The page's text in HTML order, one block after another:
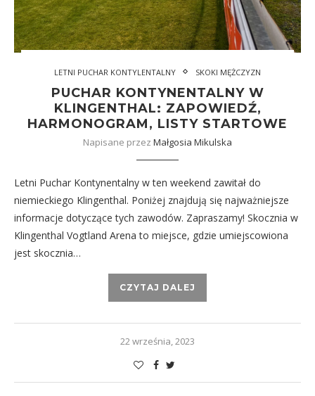
LETNI PUCHAR KONTYLENTALNY SKOKI MĘŻCZYZN
PUCHAR KONTYNENTALNY W
KLINGENTHAL: ZAPOWIEDŹ,
HARMONOGRAM, LISTY STARTOWE
Napisane przez Małgosia Mikulska
Letni Puchar Kontynentalny w ten weekend zawitał do
niemieckiego Klingenthal. Poniżej znajdują się najważniejsze
informacje dotyczące tych zawodów. Zapraszamy! Skocznia w
Klingenthal Vogtland Arena to miejsce, gdzie umiejscowiona
jest skocznia…
CZYTAJ DALEJ
22 września, 2023